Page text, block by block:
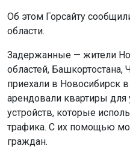
Об этом Горсайту
области.
Задержанные — жители
областей,
приехали в Новосибирск
арендовали квартиры
устройств, которые
трафика. С их помощью
граждан.